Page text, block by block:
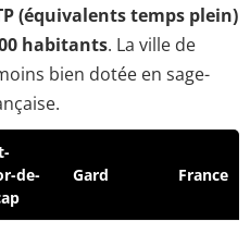
(équivalents temps plein)
habitants. La ville de
bien dotée en sage-
de-
Gard France